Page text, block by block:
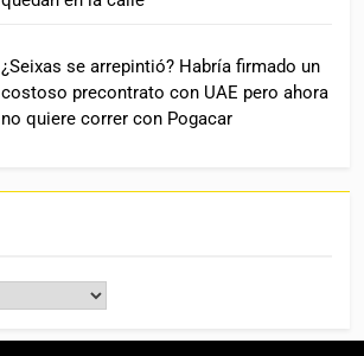
¿Seixas se arrepintió? Habría firmado un
costoso precontrato con UAE pero ahora
no quiere correr con Pogacar